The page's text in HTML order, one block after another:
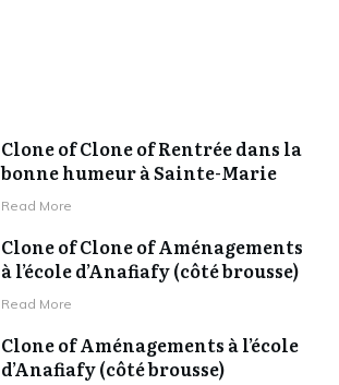
Clone of Clone of Rentrée dans la
bonne humeur à Sainte-Marie
Read More
Clone of Clone of Aménagements
à l’école d’Anafiafy (côté brousse)
Read More
Clone of Aménagements à l’école
d’Anafiafy (côté brousse)